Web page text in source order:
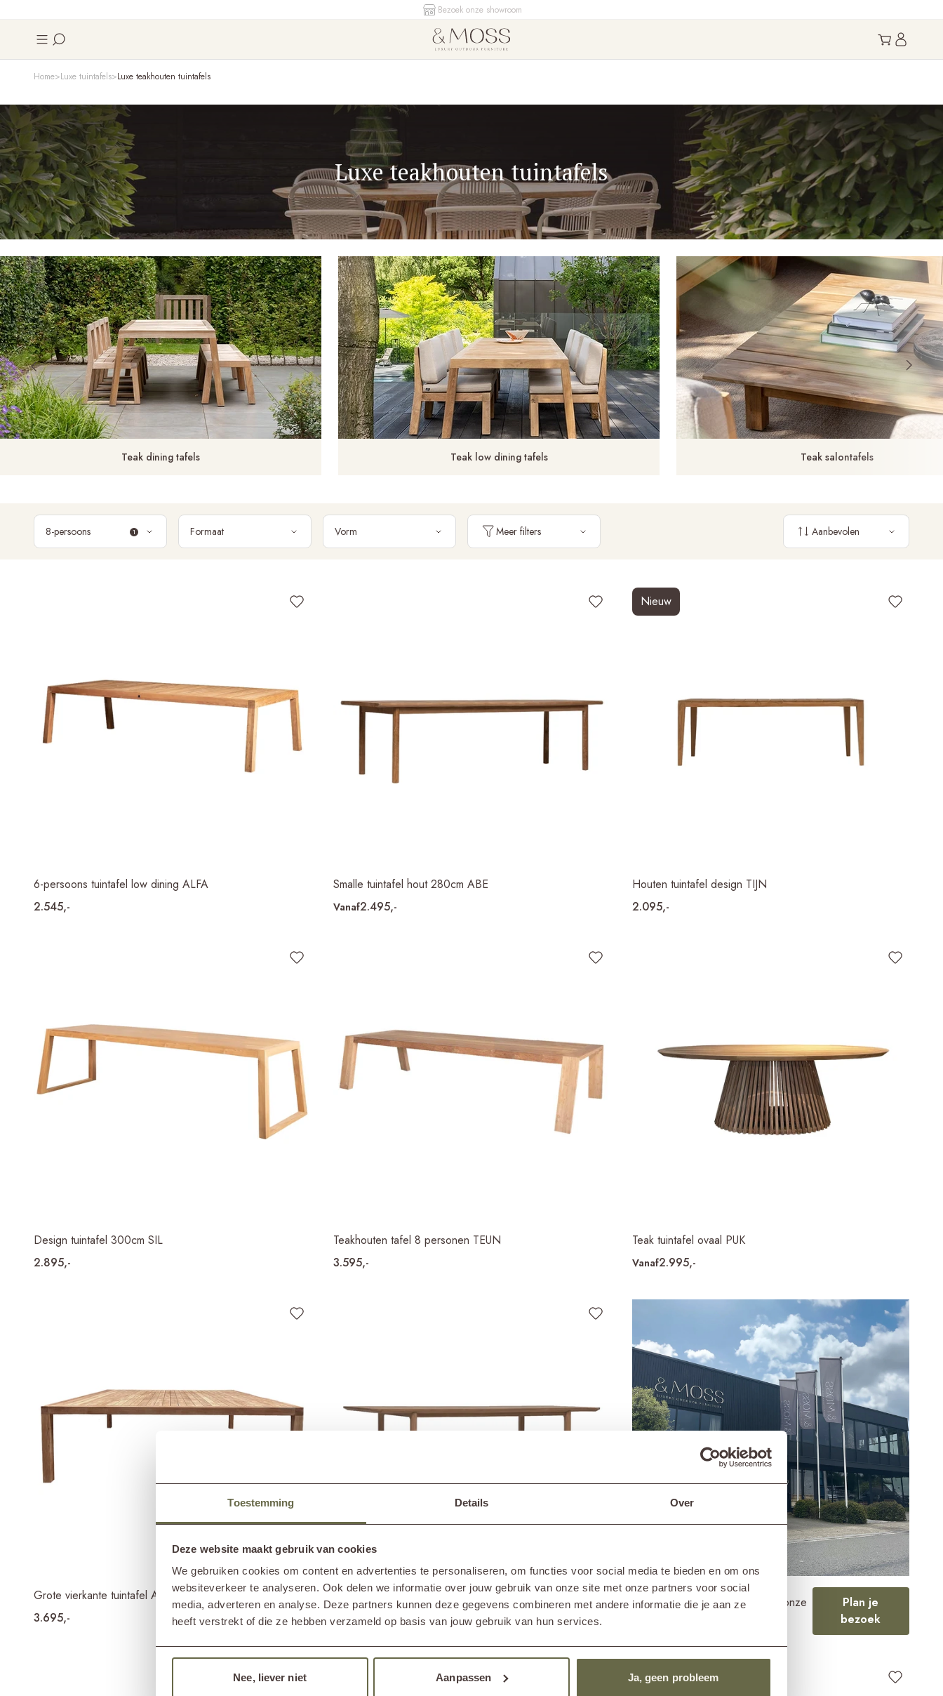
Toestemming Details Over
Deze website maakt gebruik van cookies
We gebruiken cookies om content en advertenties te personaliseren, om functies voor social media te bieden en om ons
websiteverkeer te analyseren. Ook delen we informatie over jouw gebruik van onze site met onze partners voor social
media, adverteren en analyse. Deze partners kunnen deze gegevens combineren met andere informatie die je aan ze
heeft verstrekt of die ze hebben verzameld op basis van jouw gebruik van hun services.
Nee, liever niet Aanpassen Ja, geen probleem
Bezoek onze showroom
Home Luxe tuintafels Luxe teakhouten tuintafels
Luxe teakhouten tuintafels
Teak dining tafels Teak low dining tafels Teak salontafels
8-persoons 1 Formaat Vorm Meer filters Aanbevolen
6-persoons tuintafel low dining ALFA
2.545,-
Smalle tuintafel hout 280cm ABE
Vanaf2.495,-
Nieuw
Houten tuintafel design TIJN
2.095,-
Design tuintafel 300cm SIL
2.895,-
Teakhouten tafel 8 personen TEUN
3.595,-
Teak tuintafel ovaal PUK
Vanaf2.995,-
Grote vierkante tuintafel ALFA
3.695,-
Hardhouten tuintafel luxe HAN
Vanaf2.145,-
Ervaar de collectie in één van onze
Plan je
bezoek